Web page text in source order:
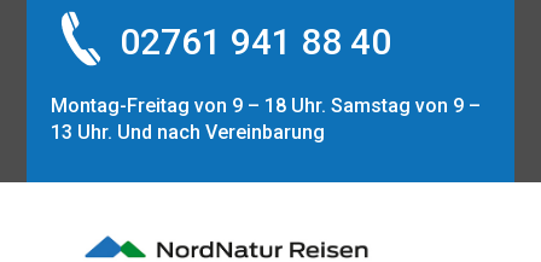
02761 941 88 40
Montag-Freitag von 9 – 18 Uhr. Samstag von 9 –
13 Uhr. Und nach Vereinbarung